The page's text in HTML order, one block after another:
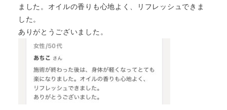
ました。オイルの香りも心地よく、リフレッシュできま
した。
ありがとうございました。